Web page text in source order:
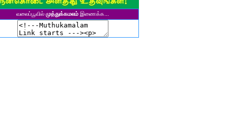
தனசேகரன்
ஹரிஹரன்
மு. பழனியப்பன்
வலைப்பூவில் முத்துக்கமலம் இணைக்க...